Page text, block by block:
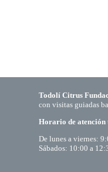
Todolí Citrus
con visitas guiadas
Horario de atención
De lunes a viernes:
Sábados: 10:00 a